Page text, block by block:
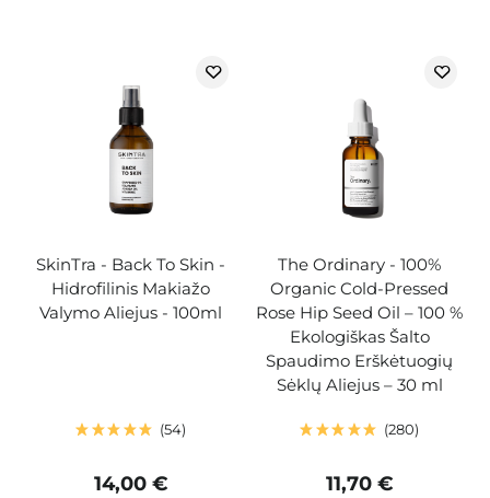
SkinTra - Back To Skin -
Hidrofilinis Makiažo
Valymo Aliejus - 100ml
54
14,00 €
The Ordinary - 100%
Organic Cold-Pressed
Rose Hip Seed Oil – 100 %
Ekologiškas Šalto
Spaudimo Erškėtuogių
Sėklų Aliejus – 30 ml
280
11,70 €